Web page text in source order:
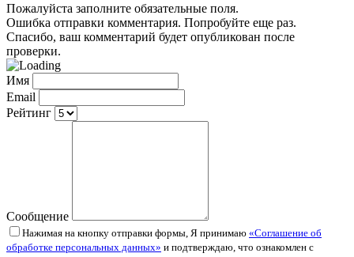
Пожалуйста заполните обязательные поля.
Ошибка отправки комментария. Попробуйте еще раз.
Спасибо, ваш комментарий будет опубликован после
проверки.
Имя
Email
Рейтинг
Сообщение
Нажимая на кнопку отправки формы, Я принимаю «Соглашение об
обработке персональных данных» и подтверждаю, что ознакомлен с